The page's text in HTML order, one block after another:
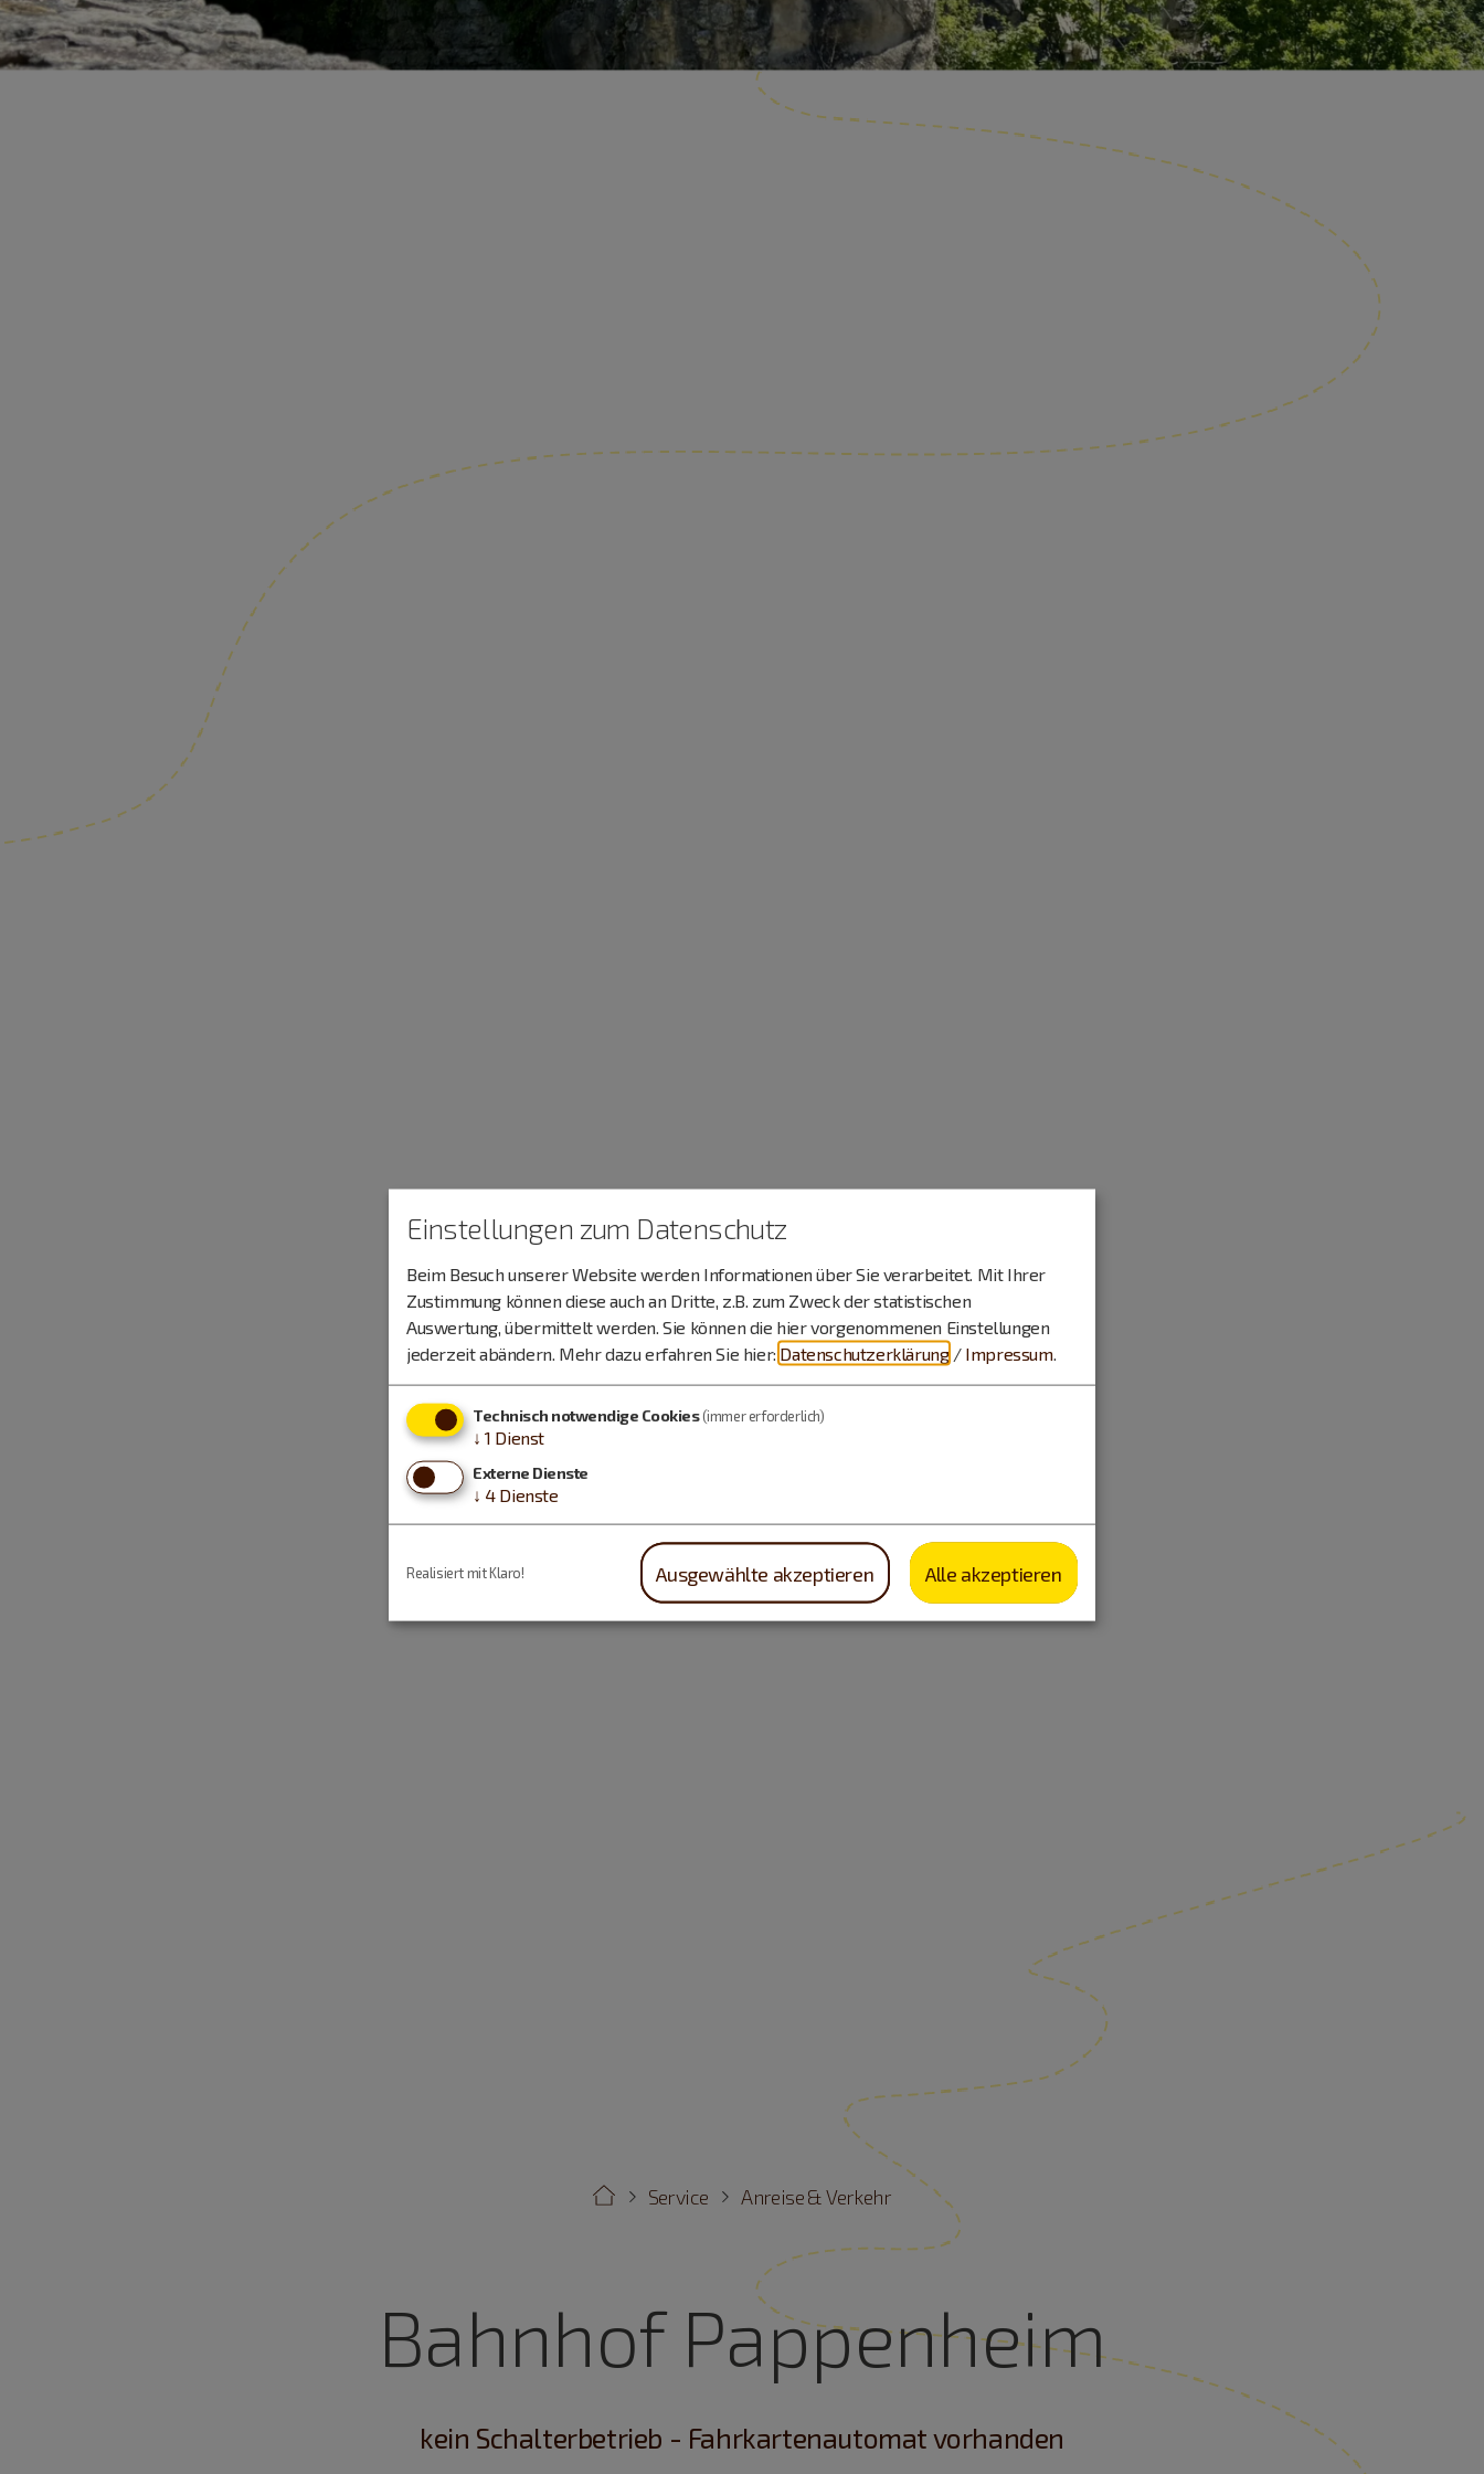
Anreise & Verkehr
Service
Bahnhof Pappenheim
kein Schalterbetrieb - Fahrkartenautomat vorhanden
Einstellungen zum Datenschutz
Beim Besuch unserer Website werden Informationen über Sie verarbeitet. Mit Ihrer
Zustimmung können diese auch an Dritte, z.B. zum Zweck der statistischen
Auswertung, übermittelt werden. Sie können die hier vorgenommenen Einstellungen
jederzeit abändern. Mehr dazu erfahren Sie hier: Datenschutzerklärung / Impressum.
Technisch notwendige Cookies(immer erforderlich)
↓ 1 Dienst
Externe Dienste
↓ 4 Dienste
Ausgewählte akzeptieren Alle akzeptieren
Realisiert mit Klaro!